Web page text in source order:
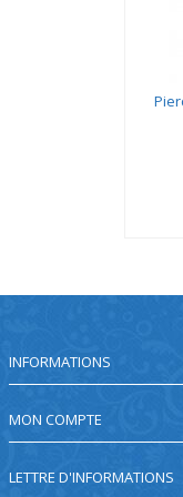
INFORMATIONS
MON COMPTE
LETTRE D'INFORMATIONS